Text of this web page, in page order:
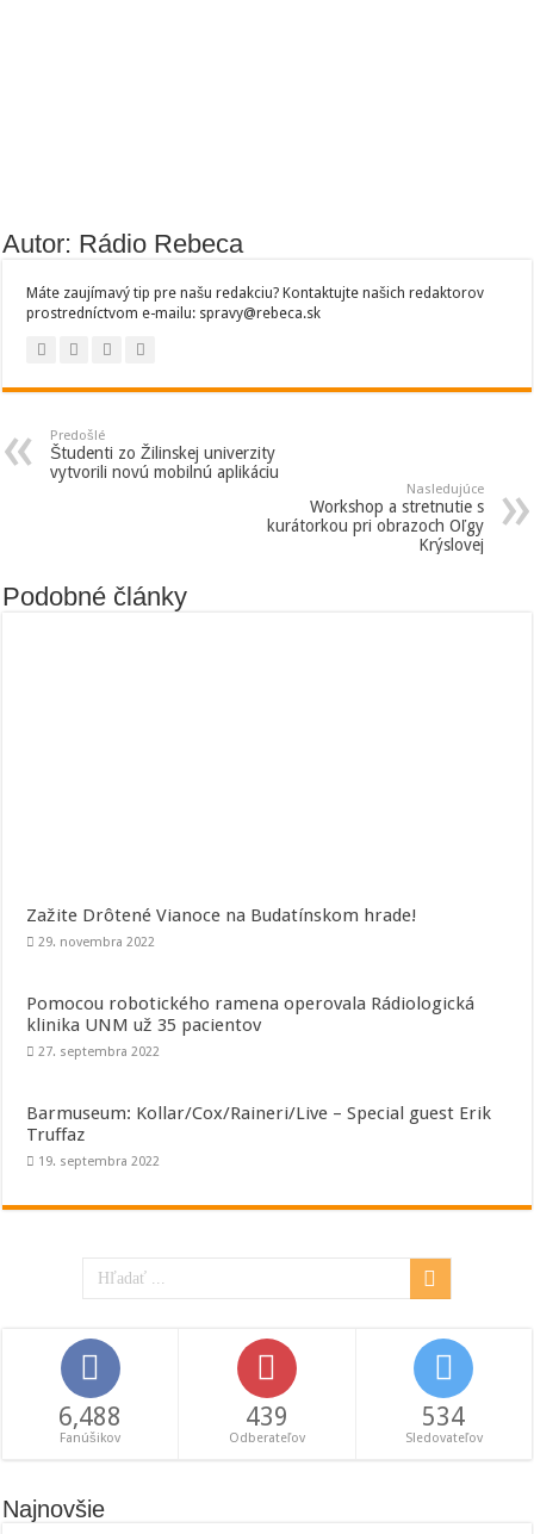
Autor: Rádio Rebeca
Máte zaujímavý tip pre našu redakciu? Kontaktujte našich redaktorov
prostredníctvom e-mailu: spravy@rebeca.sk
Predošlé
Študenti zo Žilinskej univerzity
vytvorili novú mobilnú aplikáciu
Nasledujúce
Workshop a stretnutie s
kurátorkou pri obrazoch Oľgy
Krýslovej
Podobné články
Zažite Drôtené Vianoce na Budatínskom hrade!
29. novembra 2022
Pomocou robotického ramena operovala Rádiologická
klinika UNM už 35 pacientov
27. septembra 2022
Barmuseum: Kollar/Cox/Raineri/Live – Special guest Erik
Truffaz
19. septembra 2022
6,488
Fanúšikov
439
Odberateľov
534
Sledovateľov
Najnovšie